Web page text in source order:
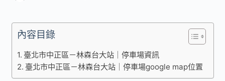
內容目錄
臺北市中正區－林森台大站｜停車場資訊
臺北市中正區－林森台大站｜停車場google map位置